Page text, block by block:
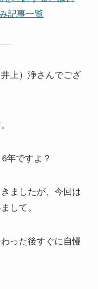
記事一覧
上）浄さんでござ
ですよ？
ましたが、今回は
して。
った後すぐに自慢